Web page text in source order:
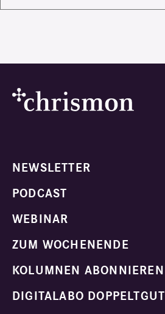
NEWSLETTER
PODCAST
WEBINAR
ZUM WOCHENENDE
KOLUMNEN ABONNIEREN
DIGITALABO DOPPELTGUT